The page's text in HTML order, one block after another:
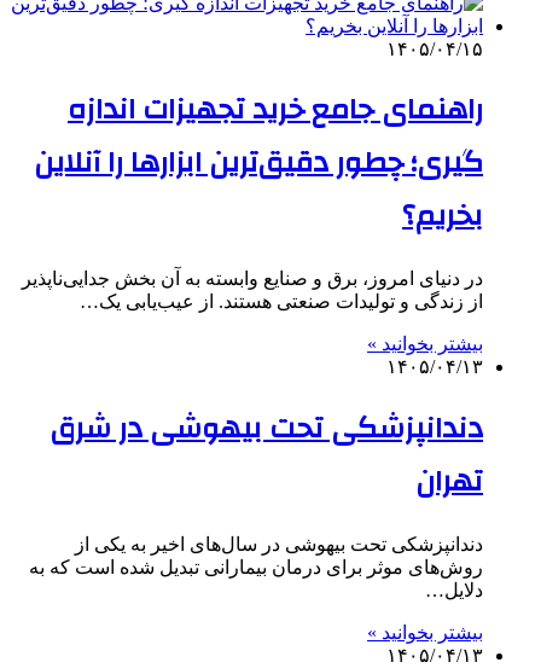
۱۴۰۵/۰۴/۱۵
راهنمای جامع خرید تجهیزات اندازه
گیری؛ چطور دقیق‌ترین ابزارها را آنلاین
بخریم؟
​در دنیای امروز، برق و صنایع وابسته به آن بخش جدایی‌ناپذیر
از زندگی و تولیدات صنعتی هستند. از عیب‌یابی یک…
بیشتر بخوانید »
۱۴۰۵/۰۴/۱۳
دندانپزشکی تحت بیهوشی در شرق
تهران
دندانپزشکی تحت بیهوشی در سال‌های اخیر به یکی از
روش‌های موثر برای درمان بیمارانی تبدیل شده است که به
دلایل…
بیشتر بخوانید »
۱۴۰۵/۰۴/۱۳